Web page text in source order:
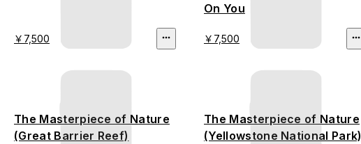
￥7,500
On You
￥7,500
The Masterpiece of Nature
(Great Barrier Reef)
The Masterpiece of Nature
(Yellowstone National Park)